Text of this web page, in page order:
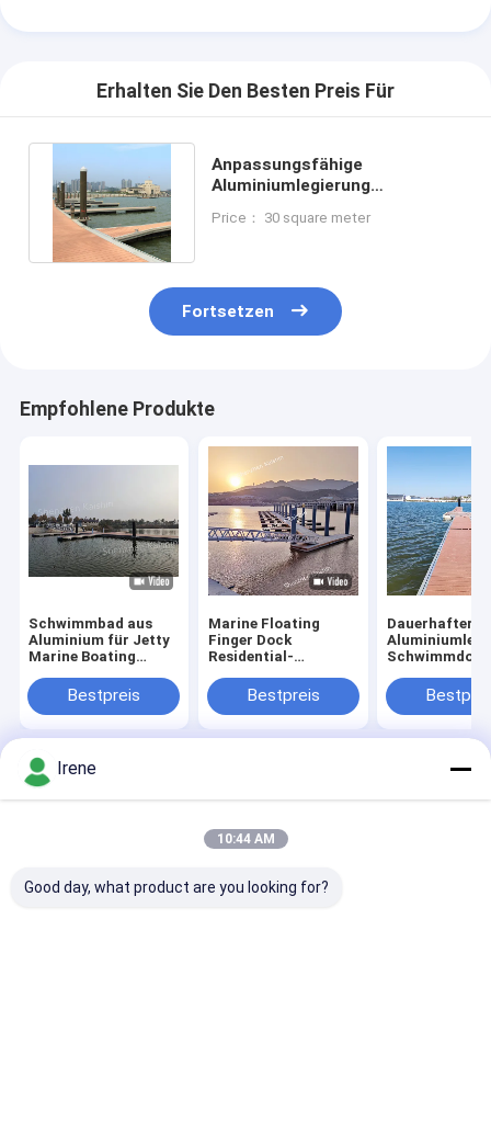
Erhalten Sie Den Besten Preis Für
Anpassungsfähige
Aluminiumlegierung
Langlebig für Marina
Price： 30 square meter
Fortsetzen
Empfohlene Produkte
Schwimmbad aus
Aluminium für Jetty
Marine Boating
Bestpreis
Marine Floating
Finger Dock
Residential-
hin- und
herbewegende
Aluminiumpiers
Bestpreis
Dauerhafter
15mm
angefertigt
Sitemap
Privacy Policy
MarineschwimmdocksChina Fabrik.Copyright © 2026
Shenzhen Kaishin Marine Accessory Co. ,Ltd. All Rights Reserved.
Irene
10:44 AM
Good day, what product are you looking for?